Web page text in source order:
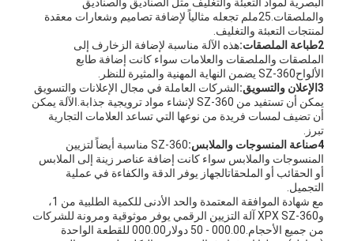
البصرية لمواد التعبئة والتغليف مثل الصناديق والصناديق
والملصقات.25ملم تجعله مثالياً لإضافة تصاميم وشعارات معقدة
لمنتجات التعبئة والتغليف.
2طباعة الملصقات:
هذه الآلة مناسبة لإضافة الزخارف إلى
الملصقات والملصقات والعلامات سواء كانت إضافة طابع
الألواحSZ-360 يضمن النهاية المهنية والمثيرة للنظر.
3الإعلان والتسويق:
الشركات العاملة في مجال الإعلانات والتسويق
يمكن أن تستفيد من SZ-360 لإنشاء مواد ترويجية جذابة.الآلة يمكن
أن تضيف لمسات فريدة من نوعها التي تساعد العلامات التجارية
تبرز.
4صناعة المنسوجات والملابس:
SZ-360 مناسبة أيضاً لتزيين
المنسوجات والملابس سواء كانت إضافة عناصر زينة إلى الملابس
أو الحقائب أو الملحقاتالجهاز يوفر الدقة والكفاءة في عملية
التجميل.
مع شهادة الموافقة المعتمدة والحد الأدنى للكمية الطلبية من 1،
وXPX SZ-360 آلة التزيين الرقمي يوفر موثوقية ومرونة للشركات
من جميع الأحجام.000.00 - 50 دولار000.00 للقطعة الواحدة